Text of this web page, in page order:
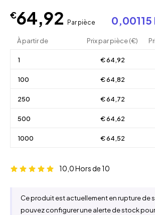
€64,92 Par pièce 0,00115
À partir de Prix par pièce (€)
1 € 64,92
100 € 64,82
250 € 64,72
500 € 64,62
1000 € 64,52
10,0Hors de 10
Ce produit est actuellement en rupture de
pouvez configurer une alerte de stock